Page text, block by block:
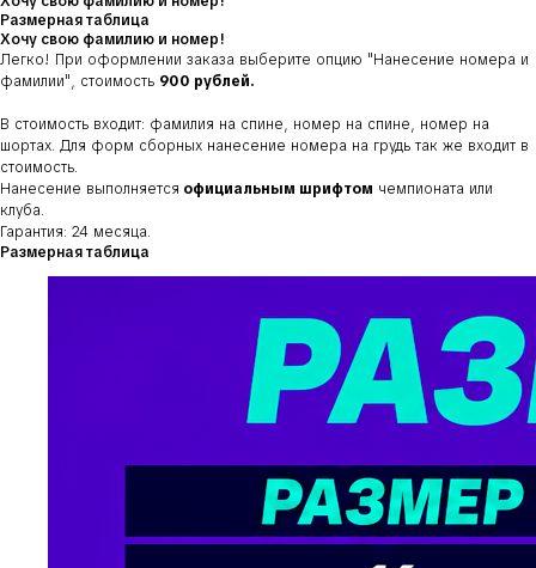
Размерная таблица
Хочу свою фамилию и номер!
Легко! При оформлении заказа выберите опцию "Нанесение номера и
фамилии", стоимость 900 рублей.
В стоимость входит: фамилия на спине, номер на спине, номер на
шортах. Для форм сборных нанесение номера на грудь так же входит в
стоимость.
Нанесение выполняется официальным шрифтом чемпионата или
клуба.
Гарантия: 24 месяца.
Размерная таблица